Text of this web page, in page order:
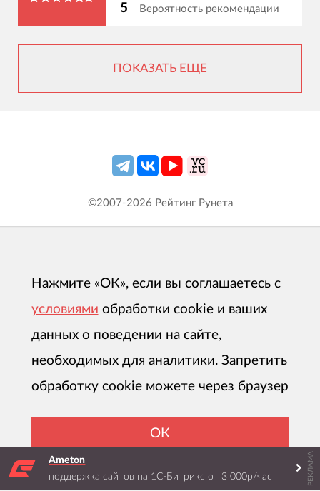
5 Вероятность рекомендации
ПОКАЗАТЬ ЕЩЕ
Ameton
поддержка сайтов на 1С-Битрикс от 3 000р/час
РЕКЛАМА
©2007-2026 Рейтинг Рунета
Нажмите «ОК», если вы соглашаетесь с
условиями обработки cookie и ваших
данных о поведении на сайте,
необходимых для аналитики. Запретить
обработку cookie можете через браузер
ОК